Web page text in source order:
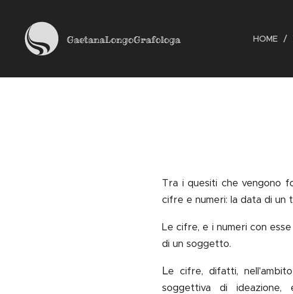
GaetanaLongoGrafologa HOME
Tra i quesiti che vengono
cifre e numeri: la data di un
Le cifre, e i numeri con
di un soggetto.
Le cifre, difatti,
soggettiva di ideazione,